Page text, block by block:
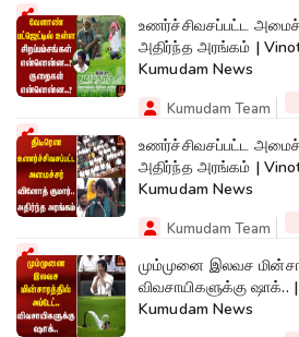
உணர்ச்சிவசப்பட்ட
அதிர்ந்த அரங்கம் |
Kumudam News
Kumudam Team
உணர்ச்சிவசப்பட்ட
அதிர்ந்த அரங்கம் |
Kumudam News
Kumudam Team
மும்முனை இலவச
விவசாயிகளுக்கு ஷாக்..
Kumudam News